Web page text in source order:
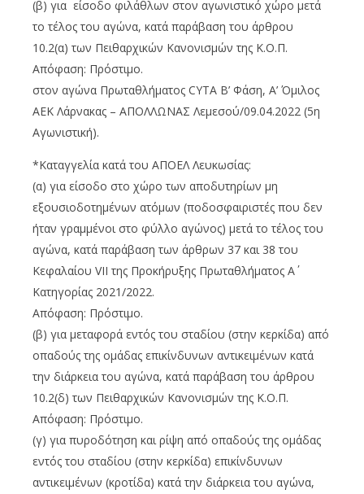
(β) για είσοδο φιλάθλων στον αγωνιστικό χώρο μετά
το τέλος του αγώνα, κατά παράβαση του άρθρου
10.2(α) των Πειθαρχικών Κανονισμών της Κ.Ο.Π.
Απόφαση: Πρόστιμο.
στον αγώνα Πρωταθλήματος CYTA Β’ Φάση, Α’ Όμιλος
ΑΕΚ Λάρνακας – ΑΠΟΛΛΩΝΑΣ Λεμεσού/09.04.2022 (5η
Αγωνιστική).
*Καταγγελία κατά του ΑΠΟΕΛ Λευκωσίας:
(α) για είσοδο στο χώρο των αποδυτηρίων μη
εξουσιοδοτημένων ατόμων (ποδοσφαιριστές που δεν
ήταν γραμμένοι στο φύλλο αγώνος) μετά το τέλος του
αγώνα, κατά παράβαση των άρθρων 37 και 38 του
Κεφαλαίου VΙΙ της Προκήρυξης Πρωταθλήματος Α΄
Κατηγορίας 2021/2022.
Απόφαση: Πρόστιμο.
(β) για μεταφορά εντός του σταδίου (στην κερκίδα) από
οπαδούς της ομάδας επικίνδυνων αντικειμένων κατά
την διάρκεια του αγώνα, κατά παράβαση του άρθρου
10.2(δ) των Πειθαρχικών Κανονισμών της Κ.Ο.Π.
Απόφαση: Πρόστιμο.
(γ) για πυροδότηση και ρίψη από οπαδούς της ομάδας
εντός του σταδίου (στην κερκίδα) επικίνδυνων
αντικειμένων (κροτίδα) κατά την διάρκεια του αγώνα,